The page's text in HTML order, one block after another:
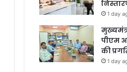
1 day
पीएम
की
1 day